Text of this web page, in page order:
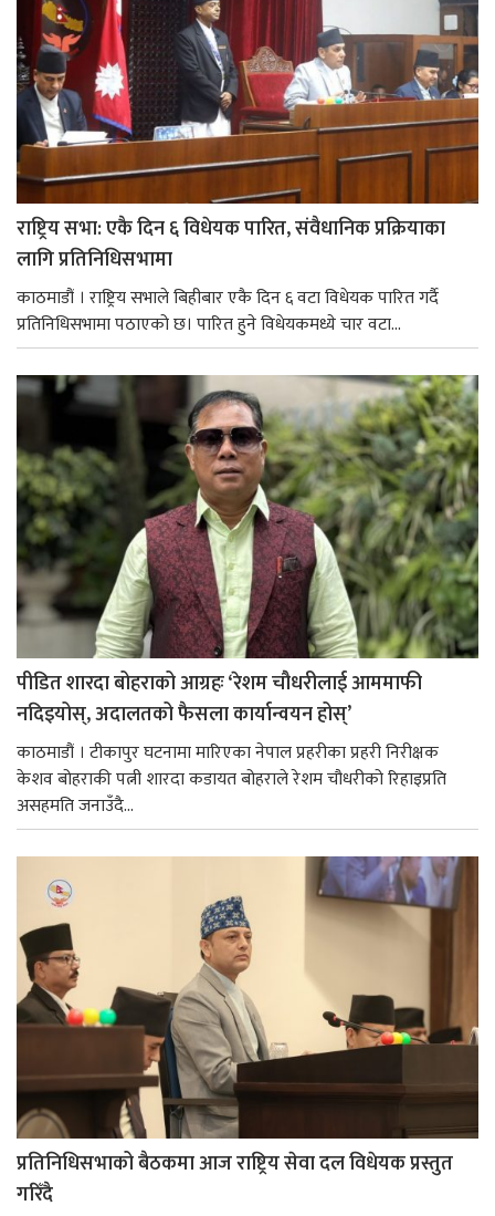
राष्ट्रिय सभा: एकै दिन ६ विधेयक पारित, संवैधानिक प्रक्रियाका
लागि प्रतिनिधिसभामा
काठमाडौं । राष्ट्रिय सभाले बिहीबार एकै दिन ६ वटा विधेयक पारित गर्दै
प्रतिनिधिसभामा पठाएको छ। पारित हुने विधेयकमध्ये चार वटा...
पीडित शारदा बोहराको आग्रहः ‘रेशम चौधरीलाई आममाफी
नदिइयोस्, अदालतको फैसला कार्यान्वयन होस्’
काठमाडौं । टीकापुर घटनामा मारिएका नेपाल प्रहरीका प्रहरी निरीक्षक
केशव बोहराकी पत्नी शारदा कडायत बोहराले रेशम चौधरीको रिहाइप्रति
असहमति जनाउँदै...
प्रतिनिधिसभाको बैठकमा आज राष्ट्रिय सेवा दल विधेयक प्रस्तुत
गरिँदै